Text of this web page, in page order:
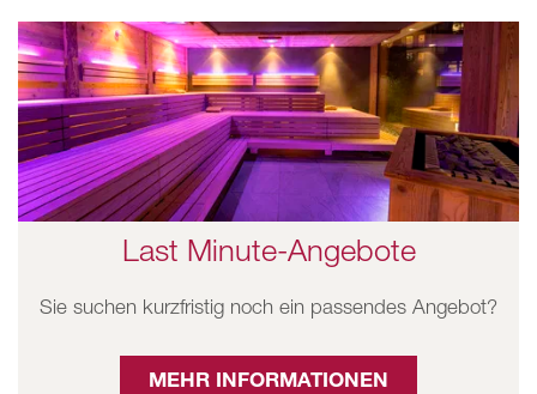
Last Minute-Angebote
Sie suchen kurzfristig noch ein passendes Angebot?
MEHR INFORMATIONEN